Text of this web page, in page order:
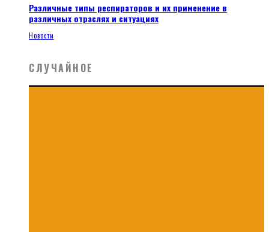
Различные типы респираторов и их применение в
различных отраслях и ситуациях
Новости
СЛУЧАЙНОЕ